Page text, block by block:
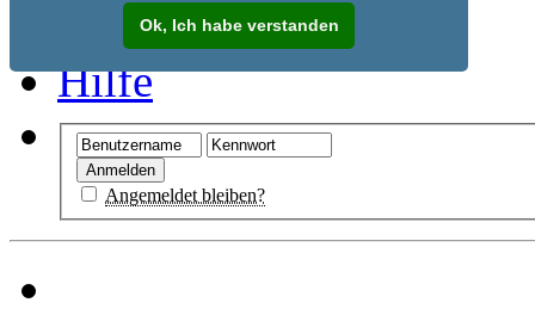
Ok, Ich habe verstanden
Registrieren
Hilfe
Angemeldet bleiben?